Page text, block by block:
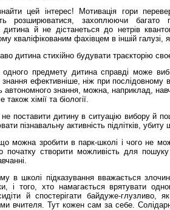
цей інтерес! Мотивація гори
розширюватися, захоплюючи багато
й не дістанеться до нетрів
кваліфікованим фахівцем в іншій галузі,
дитина стихійно будувати траєкторію
одного предмету дитина справді може
знання ефективніше, ніж при послідовному
автономного знання, можна, наприклад,
хімії та біології.
поставити дитину в ситуацію вибору й
пізнавальну активність підлітків,
можна зробити в парк-школі і чого не
початку створити можливість для
в школі підказування вважається
і того, хто намагається врятувати
й спостерігати байдуже-глузливо,
вчителя. Тут кожен сам за себе.